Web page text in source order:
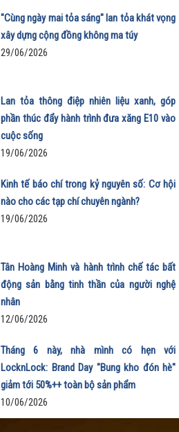
"Cùng ngày mai tỏa sáng" lan tỏa khát vọng
xây dựng cộng đồng không ma túy
29/06/2026
Lan tỏa thông điệp nhiên liệu xanh, góp
phần thúc đẩy hành trình đưa xăng E10 vào
cuộc sống
19/06/2026
Kinh tế báo chí trong kỷ nguyên số: Cơ hội
nào cho các tạp chí chuyên ngành?
19/06/2026
Tân Hoàng Minh và hành trình chế tác bất
động sản bằng tinh thần của người nghệ
nhân
12/06/2026
Tháng 6 này, nhà mình có hẹn với
LocknLock: Brand Day "Bung kho đón hè"
giảm tới 50%++ toàn bộ sản phẩm
10/06/2026